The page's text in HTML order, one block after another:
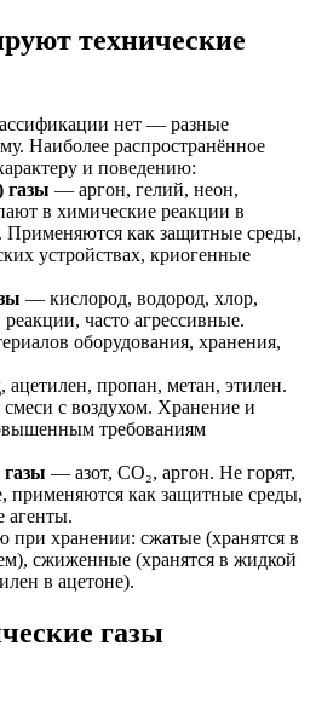
технические
нет — разные
Наиболее распространённое
и поведению:
газы — аргон, гелий, неон,
в химические реакции в
как защитные среды,
устройствах, криогенные
— кислород, водород, хлор,
часто агрессивные.
оборудования, хранения,
пропан, метан, этилен.
с воздухом. Хранение и
требованиям
— азот, CO₂, аргон. Не горят,
применяются как защитные среды,
агенты.
при хранении: сжатые (хранятся в
сжиженные (хранятся в жидкой
в ацетоне).
газы